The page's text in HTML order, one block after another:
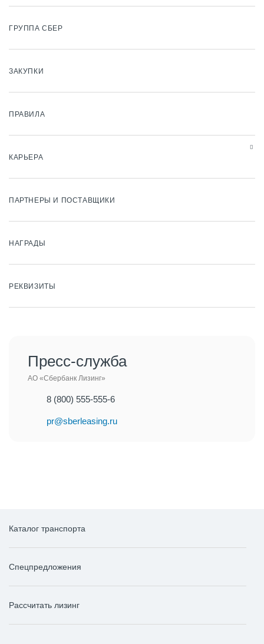
ГРУППА СБЕР
ЗАКУПКИ
ПРАВИЛА
КАРЬЕРА
ПАРТНЕРЫ И ПОСТАВЩИКИ
НАГРАДЫ
РЕКВИЗИТЫ
Пресс-служба
АО «Сбербанк Лизинг»
8 (800) 555-555-6
pr@sberleasing.ru
Каталог транспорта
Спецпредложения
Рассчитать лизинг